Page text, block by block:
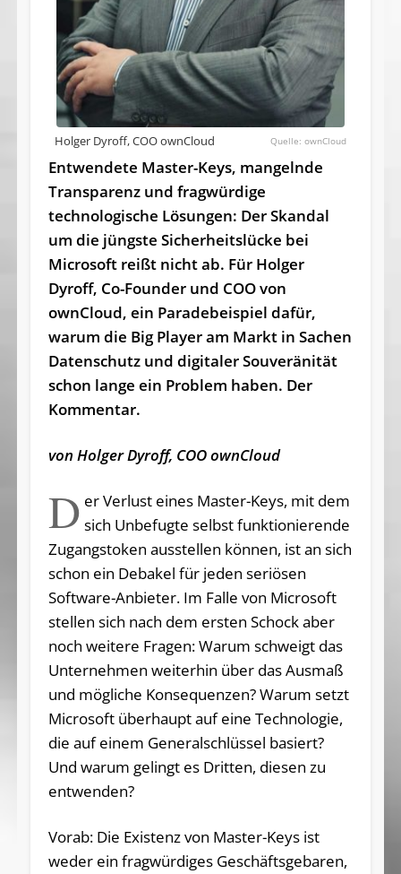
Holger Dyroff, COO ownCloud ownCloud
Entwendete Master-Keys, mangelnde
Transparenz und fragwürdige
technologische Lösungen: Der Skandal
um die jüngste Sicherheitslücke bei
Microsoft reißt nicht ab. Für Holger
Dyroff, Co-Founder und COO von
ownCloud, ein Paradebeispiel dafür,
warum die Big Player am Markt in Sachen
Datenschutz und digitaler Souveränität
schon lange ein Problem haben. Der
Kommentar.
von Holger Dyroff, COO ownCloud
D er Verlust eines Master-Keys, mit dem
sich Unbefugte selbst funktionierende
Zugangstoken ausstellen können, ist an sich
schon ein Debakel für jeden seriösen
Software-Anbieter. Im Falle von Microsoft
stellen sich nach dem ersten Schock aber
noch weitere Fragen: Warum schweigt das
Unternehmen weiterhin über das Ausmaß
und mögliche Konsequenzen? Warum setzt
Microsoft überhaupt auf eine Technologie,
die auf einem Generalschlüssel basiert?
Und warum gelingt es Dritten, diesen zu
entwenden?
Vorab: Die Existenz von Master-Keys ist
weder ein fragwürdiges Geschäftsgebaren,